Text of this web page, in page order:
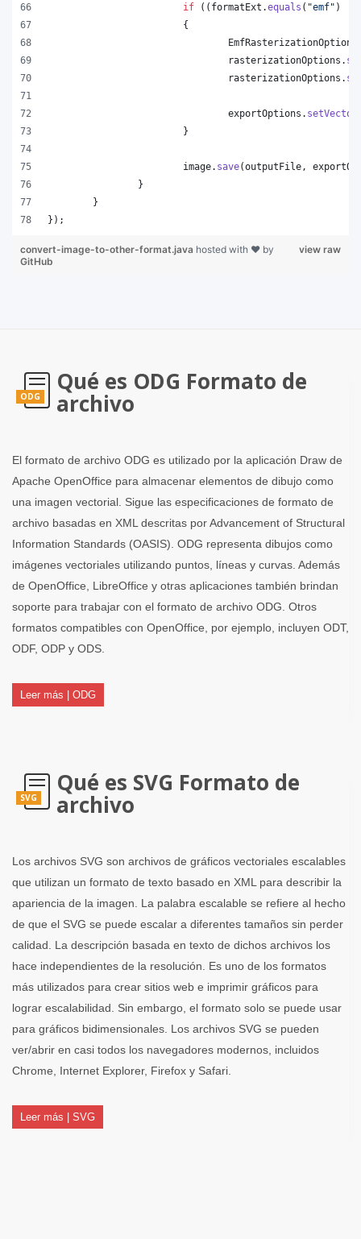
if (( formatExt .equals ( "emf" )
			{
EmfRasterizationOptions
rasterizationOptions .
rasterizationOptions .
exportOptions .
			}
image. save(outputFile ,
		}
	}
});
view raw
convert-image-to-other-format.java hosted with ❤ by
GitHub
ODG
Qué es ODG Formato de
archivo
El formato de archivo ODG es utilizado por la aplicación Draw de
Apache OpenOffice para almacenar elementos de dibujo como
una imagen vectorial. Sigue las especificaciones de formato de
archivo basadas en XML descritas por Advancement of Structural
Information Standards (OASIS). ODG representa dibujos como
imágenes vectoriales utilizando puntos, líneas y curvas. Además
de OpenOffice, LibreOffice y otras aplicaciones también brindan
soporte para trabajar con el formato de archivo ODG. Otros
formatos compatibles con OpenOffice, por ejemplo, incluyen ODT,
ODF, ODP y ODS.
Leer más | ODG
SVG
Qué es SVG Formato de
archivo
Los archivos SVG son archivos de gráficos vectoriales escalables
que utilizan un formato de texto basado en XML para describir la
apariencia de la imagen. La palabra escalable se refiere al hecho
de que el SVG se puede escalar a diferentes tamaños sin perder
calidad. La descripción basada en texto de dichos archivos los
hace independientes de la resolución. Es uno de los formatos
más utilizados para crear sitios web e imprimir gráficos para
lograr escalabilidad. Sin embargo, el formato solo se puede usar
para gráficos bidimensionales. Los archivos SVG se pueden
ver/abrir en casi todos los navegadores modernos, incluidos
Chrome, Internet Explorer, Firefox y Safari.
Leer más | SVG